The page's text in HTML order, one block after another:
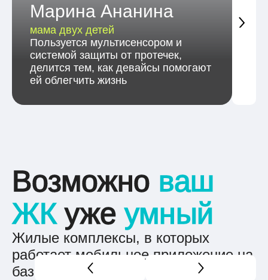
Марина Ананина
мама двух детей
Пользуется мультисенсором и
системой защиты от протечек,
делится тем, как девайсы помогают
ей облегчить жизнь
Возможно ваш
ЖКужеумный
Жилые комплексы, в которых
работает мобильное приложение на
базе Ujin OS